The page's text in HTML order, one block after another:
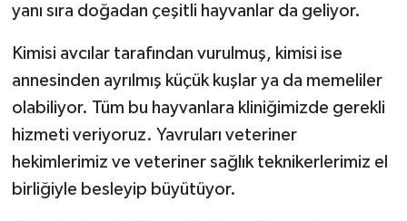
yanı sıra doğadan çeşitli hayvanlar da geliyor.
Kimisi avcılar tarafından vurulmuş, kimisi ise
annesinden ayrılmış küçük kuşlar ya da memeliler
olabiliyor. Tüm bu hayvanlara kliniğimizde gerekli
hizmeti veriyoruz. Yavruları veteriner
hekimlerimiz ve veteriner sağlık teknikerlerimiz el
birliğiyle besleyip büyütüyor.